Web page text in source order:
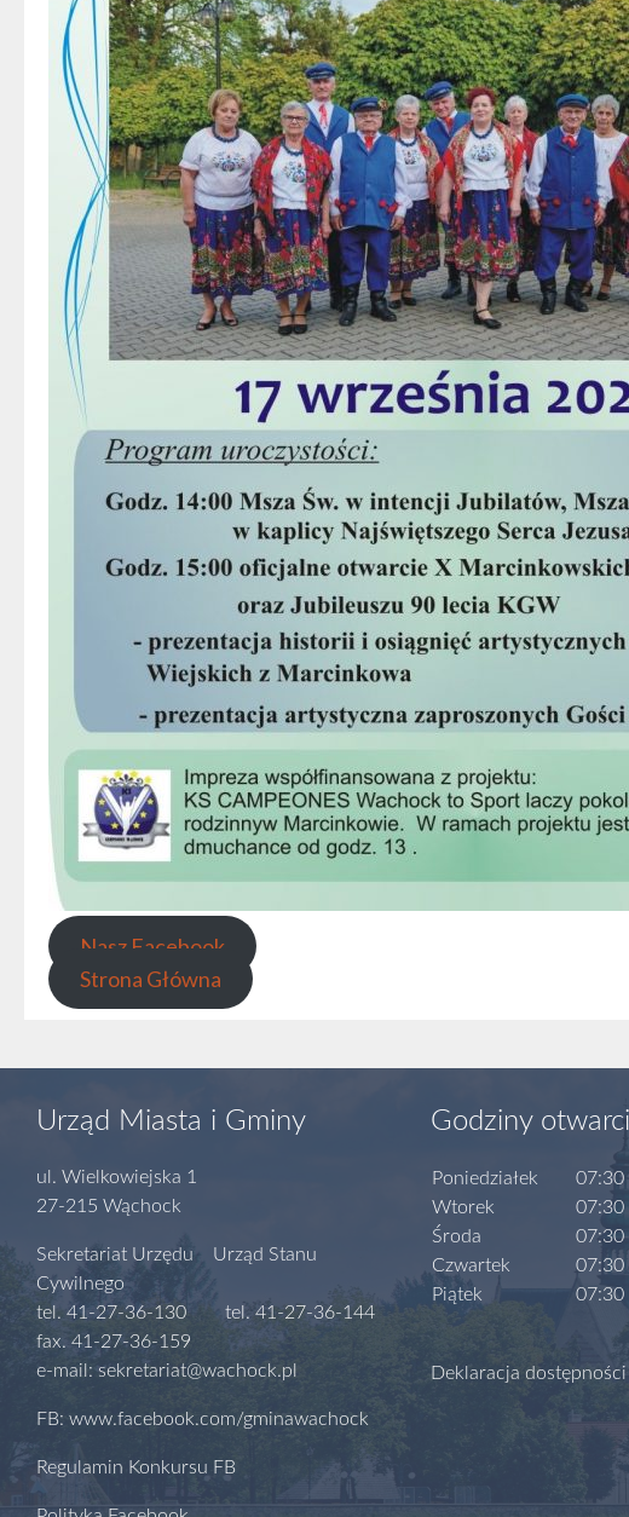
Nasz Facebook
Strona Główna
Urząd Miasta i Gminy
ul. Wielkowiejska 1
27-215 Wąchock
Sekretariat Urzędu Urząd Stanu
Cywilnego
tel. 41-27-36-130 tel. 41-27-36-144
fax. 41-27-36-159
e-mail: sekretariat@wachock.pl
FB: www.facebook.com/gminawachock
Regulamin Konkursu FB
Godziny
Poniedziałek
Wtorek
Środa
Czwartek
Piątek
07:30
07:30
07:30
07:30
07:30
Deklaracja dostępności